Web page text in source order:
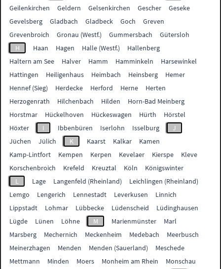
Geilenkirchen
Geldern Gelsenkirchen Gescher
Geseke
Gevelsberg
Gladbach Gladbeck Goch
Greven
Grevenbroich
Gronau (Westf.) Gummersbach
Gütersloh
H
Haan Hagen Halle (Westf.)
Hallenberg
Haltern am See
Halver Hamm Hamminkeln
Harsewinkel
Hattingen
Heiligenhaus Heimbach Heinsberg
Hemer
Hennef (Sieg)
Herdecke Herford Herne
Herten
Herzogenrath
Hilchenbach Hilden
Horn-Bad Meinberg
Horstmar
Hückelhoven Hückeswagen Hürth
Hörstel
Höxter
I Ibbenbüren Iserlohn Isselburg
J
Jüchen
Jülich K Kaarst Kalkar
Kamen
Kamp-Lintfort
Kempen Kerpen Kevelaer Kierspe
Kleve
Korschenbroich
Krefeld Kreuztal Köln
Königswinter
L
Lage Langenfeld (Rheinland)
Leichlingen (Rheinland)
Lemgo
Lengerich Lennestadt Leverkusen
Linnich
Lippstadt
Lohmar Lübbecke Lüdenscheid
Lüdinghausen
Lügde
Lünen Löhne M Marienmünster
Marl
Marsberg
Mechernich Meckenheim Medebach
Meerbusch
Meinerzhagen
Menden Menden (Sauerland)
Meschede
Mettmann
Minden Moers Monheim am Rhein
Monschau